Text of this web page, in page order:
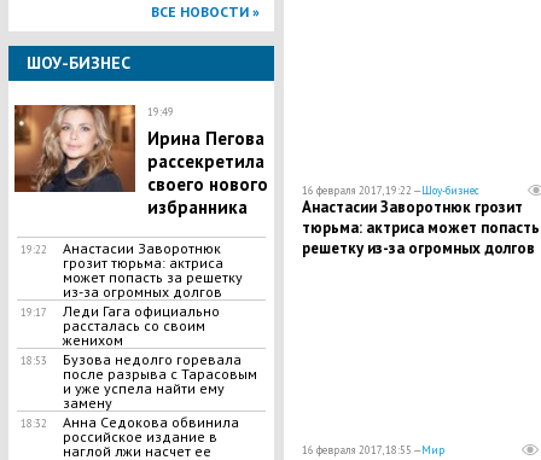
ВСЕ НОВОСТИ »
ШОУ-БИЗНЕС
19:49
Ирина Пегова
рассекретила
своего нового
избранника
19:22
Анастасии Заворотнюк
грозит тюрьма: актриса
может попасть за решетку
из-за огромных долгов
19:17
Леди Гага официально
рассталась со своим
женихом
18:53
Бузова недолго горевала
после разрыва с Тарасовым
и уже успела найти ему
замену
18:32
Анна Седокова обвинила
российское издание в
наглой лжи насчет ее
16 февраля 2017, 19:22 —Шоу-бизнес
Анастасии Заворотнюк грозит
тюрьма: актриса может попасть
решетку из-за огромных долгов
16 февраля 2017, 18:55 —Мир